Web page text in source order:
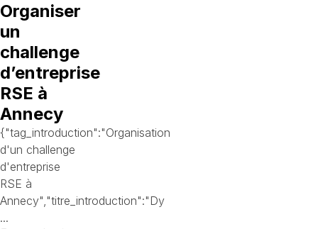
Organiser
un
challenge
d’entreprise
RSE à
Annecy
{"tag_introduction":"Organisation
d'un challenge
d'entreprise
RSE à
Annecy","titre_introduction":"Dy
...